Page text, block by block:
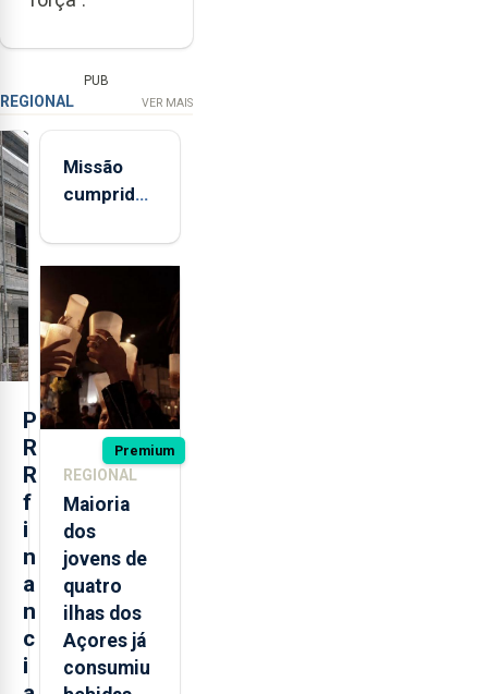
PUB
REGIONAL VER MAIS
P
R
R
f
i
n
a
n
c
i
Missão
cumprida:
açorianos
após
missão na
Roménia
Premium
REGIONAL
Maioria
dos
jovens de
quatro
ilhas dos
Açores já
consumiu